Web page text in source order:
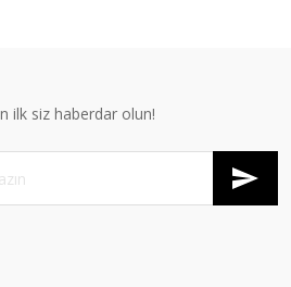
ilk siz haberdar olun!